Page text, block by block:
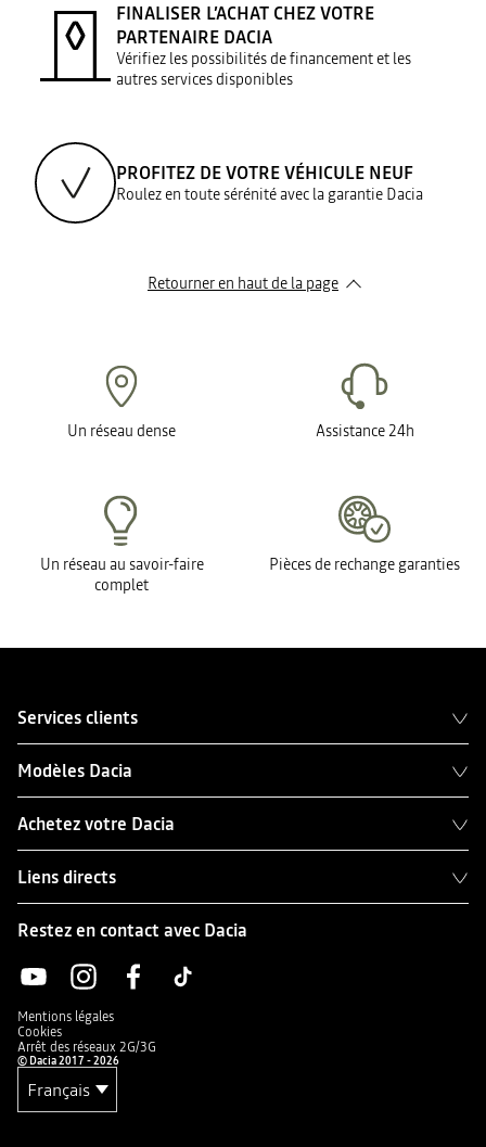
FINALISER L’ACHAT CHEZ VOTRE
PARTENAIRE DACIA
Vérifiez les possibilités de financement et les
autres services disponibles
PROFITEZ DE VOTRE VÉHICULE NEUF
Roulez en toute sérénité avec la garantie Dacia
Retourner en haut de la page
Un réseau dense Assistance 24h
Un réseau au savoir-faire
complet
Pièces de rechange garanties
Services clients
Modèles Dacia
Achetez votre Dacia
Liens directs
Restez en contact avec Dacia
Mentions légales
Cookies
Arrêt des réseaux 2G/3G
© Dacia 2017 - 2026